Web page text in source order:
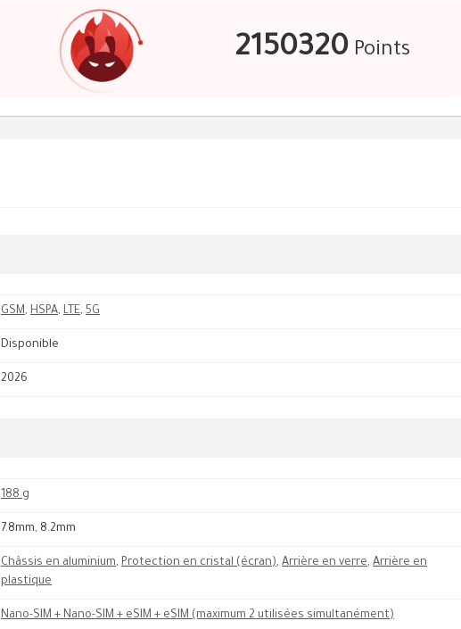
2150320Points
GSM, HSPA, LTE, 5G
Disponible
2026
188 g
7.8mm, 8.2mm
Châssis en aluminium, Protection en cristal (écran), Arrière en verre, Arrière en
plastique
Nano-SIM + Nano-SIM + eSIM + eSIM (maximum 2 utilisées simultanément)